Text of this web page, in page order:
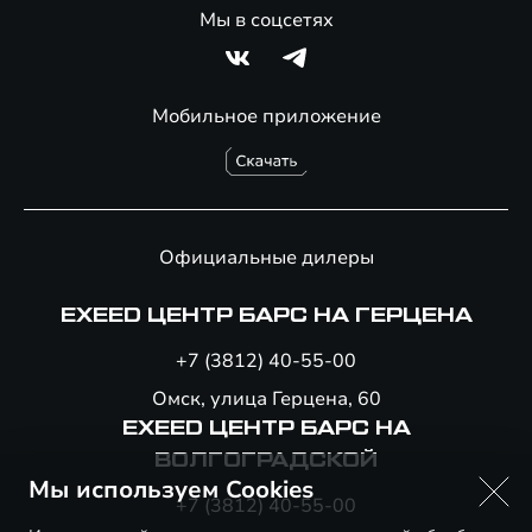
Мобильное приложение
Мы в соцсетях
Официальные дилеры
EXEED ЦЕНТР БАРС НА ГЕРЦЕНА
+7 (3812) 40-55-00
Омск, улица Герцена, 60
EXEED ЦЕНТР БАРС НА
ВОЛГОГРАДСКОЙ
+7 (3812) 40-55-00
Мы используем Cookies